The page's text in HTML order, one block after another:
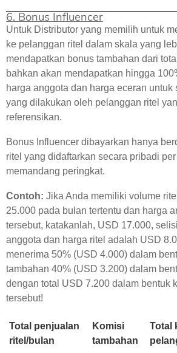
6. Bonus Influencer
Untuk Distributor yang memilih untuk
ke pelanggan ritel dalam skala yang
mendapatkan bonus tambahan dari
bahkan akan mendapatkan hingga
harga anggota dan harga eceran untuk
yang dilakukan oleh pelanggan ritel
referensikan.
Bonus Influencer dibayarkan hanya
ritel yang didaftarkan secara pribadi
memandang peringkat.
Contoh: Jika Anda memiliki volume
25.000 pada bulan tertentu dan harga
tersebut, katakanlah, USD 17.000,
anggota dan harga ritel adalah USD
menerima 50% (USD 4.000) dalam
tambahan 40% (USD 3.200) dalam
dengan total USD 7.200 dalam bentuk
tersebut!
Total penjualan
ritel/bulan
Komisi
tambahan
Total